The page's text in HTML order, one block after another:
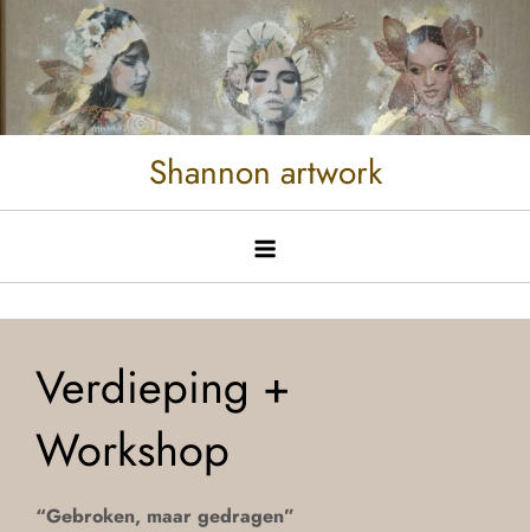
Shannon artwork
Verdieping +
Workshop
“Gebroken, maar gedragen”